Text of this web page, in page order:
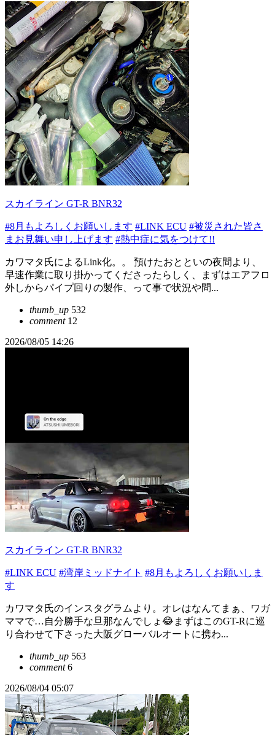
スカイライン GT-R BNR32
#8月もよろしくお願いします #LINK ECU #被災された皆さ
まお見舞い申し上げます #熱中症に気をつけて!!
カワマタ氏によるLink化。。 預けたおとといの夜間より、
早速作業に取り掛かってくださったらしく、まずはエアフロ
外しからパイプ回りの製作、って事で状況や問...
thumb_up 532
comment12
2026/08/05 14:26
スカイライン GT-R BNR32
#LINK ECU #湾岸ミッドナイト #8月もよろしくお願いしま
す
カワマタ氏のインスタグラムより。オレはなんてまぁ、ワガ
ママで…自分勝手な旦那なんでしょ😂まずはこのGT-Rに巡
り合わせて下さった大阪グローバルオートに携わ...
thumb_up 563
comment6
2026/08/04 05:07